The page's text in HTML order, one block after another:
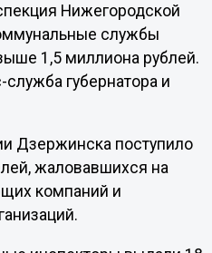
Нижегородской
службы
1,5 миллиона рублей.
губернатора и
Дзержинска поступило
жаловавшихся на
компаний и